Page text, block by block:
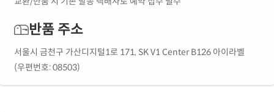
반품 주소
서울시 금천구 가산디지털1로 171, SK V1 Center B126 아이라벨
(우편번호: 08503)